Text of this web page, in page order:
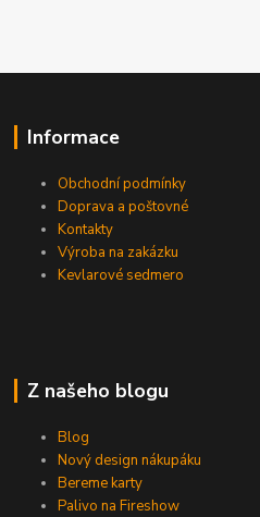
Informace
Obchodní podmínky
Doprava a poštovné
Kontakty
Výroba na zakázku
Kevlarové sedmero
Z našeho blogu
Blog
Nový design nákupáku
Bereme karty
Palivo na Fireshow